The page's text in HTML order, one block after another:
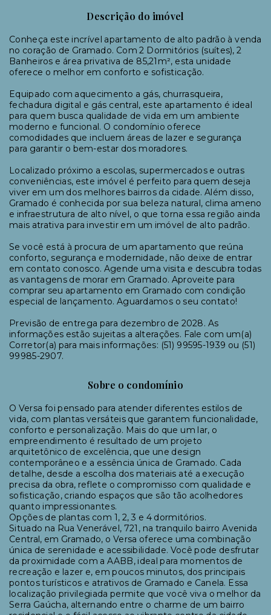
Descrição do imóvel
Conheça este incrível apartamento de alto padrão à venda
no coração de Gramado. Com 2 Dormitórios (suítes), 2
Banheiros e área privativa de 85,21m², esta unidade
oferece o melhor em conforto e sofisticação.
Equipado com aquecimento a gás, churrasqueira,
fechadura digital e gás central, este apartamento é ideal
para quem busca qualidade de vida em um ambiente
moderno e funcional. O condomínio oferece
comodidades que incluem áreas de lazer e segurança
para garantir o bem-estar dos moradores.
Localizado próximo a escolas, supermercados e outras
conveniências, este imóvel é perfeito para quem deseja
viver em um dos melhores bairros da cidade. Além disso,
Gramado é conhecida por sua beleza natural, clima ameno
e infraestrutura de alto nível, o que torna essa região ainda
mais atrativa para investir em um imóvel de alto padrão.
Se você está à procura de um apartamento que reúna
conforto, segurança e modernidade, não deixe de entrar
em contato conosco. Agende uma visita e descubra todas
as vantagens de morar em Gramado. Aproveite para
comprar seu apartamento em Gramado com condição
especial de lançamento. Aguardamos o seu contato!
Previsão de entrega para dezembro de 2028. As
informações estão sujeitas a alterações. Fale com um(a)
Corretor(a) para mais informações: (51) 99595-1939 ou (51)
99985-2907.
Sobre o condomínio
O Versa foi pensado para atender diferentes estilos de
vida, com plantas versáteis que garantem funcionalidade,
conforto e personalização. Mais do que um lar, o
empreendimento é resultado de um projeto
arquitetônico de excelência, que une design
contemporâneo e a essência única de Gramado. Cada
detalhe, desde a escolha dos materiais até a execução
precisa da obra, reflete o compromisso com qualidade e
sofisticação, criando espaços que são tão acolhedores
quanto impressionantes.
Opções de plantas com 1, 2, 3 e 4 dormitórios.
Situado na Rua Venerável, 721, na tranquilo bairro Avenida
Central, em Gramado, o Versa oferece uma combinação
única de serenidade e acessibilidade. Você pode desfrutar
da proximidade com a AABB, ideal para momentos de
recreação e lazer e, em poucos minutos, dos principais
pontos turísticos e atrativos de Gramado e Canela. Essa
localização privilegiada permite que você viva o melhor da
Serra Gaúcha, alternando entre o charme de um bairro